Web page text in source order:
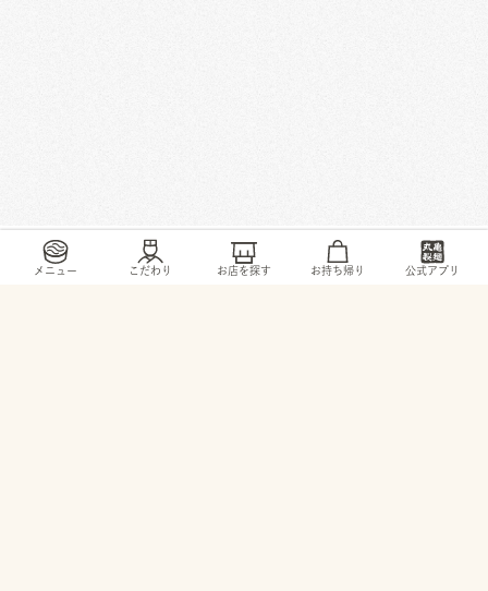
メニュー こだわり お店を探す お持ち帰り 公式アプリ
トップ / お店・ サービス / 八王子市 千人町2-21-1